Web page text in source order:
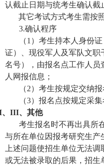
认截止日期与统考生确认截
其它考试方式考生需按
3.确认程序
（1）考生持本人身份
证）、现役军人及军队文职
名号），由报名点工作人员
人网报信息；
（2）考生按规定交纳报
（3）报名点按规定采
III、 其他
考生报名时不再出具所
与所在单位因报考研究生产
上述问题使招生单位无法
或无法被录取的后果，招生